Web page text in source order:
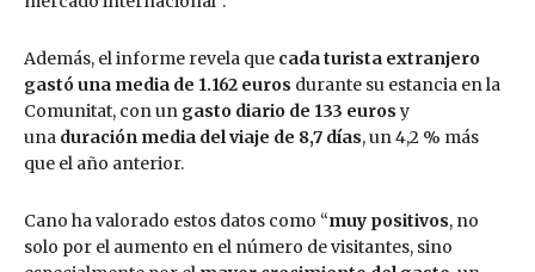
Además, el informe revela que cada turista extranjero
gastó una media de 1.162 euros durante su estancia en la
Comunitat, con un gasto diario de 133 eurosy
una duración media del viaje de 8,7 días, un 4,2 % más
que el año anterior.
Cano ha valorado estos datos como “muy positivos, no
solo por el aumento en el número de visitantes, sino